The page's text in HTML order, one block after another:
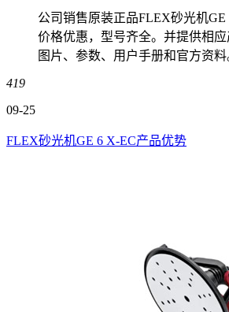
公司销售原装正品FLEX砂光机GE
价格优惠，型号齐全。并提供相应
图片、参数、用户手册和官方资料
419
09-25
FLEX砂光机GE 6 X-EC产品优势